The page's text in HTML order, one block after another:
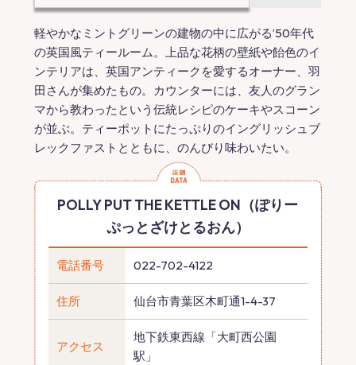
軽やかなミントグリーンの建物の中に広がる’50年代
の英国風ティールーム。上品な花柄の壁紙や飴色のイ
ンテリアは、英国アンティークを愛するオーナー、羽
田さんが集めたもの。カウンターには、友人のグラン
マから教わったという伝統レシピのケーキやスコーン
が並ぶ。ティーポットにたっぷりのイングリッシュブ
レックファストとともに、のんびり味わいたい。
POLLY PUT THE KETTLE ON（ぽりー
ぷっとざけとるおん）
電話番号 022-702-4122
住所 仙台市青葉区木町通1-4-37
アクセス
地下鉄東西線「大町西公園
駅」